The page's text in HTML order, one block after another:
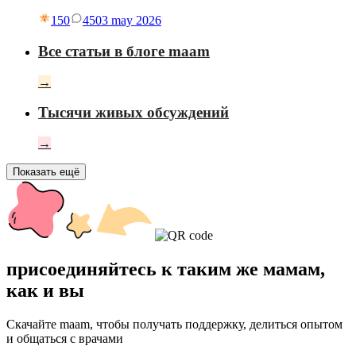
150 4503 may 2026
Все статьи в блоге maam
→
Тысячи живых обсуждений
→
Показать ещё
присоединяйтесь к таким же мамам,
как и вы
Скачайте maam, чтобы получать поддержку, делиться опытом
и общаться с врачами